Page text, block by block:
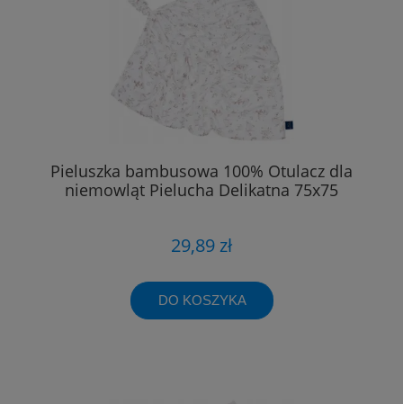
Pieluszka bambusowa 100% Otulacz dla
niemowląt Pielucha Delikatna 75x75
29,89 zł
DO KOSZYKA